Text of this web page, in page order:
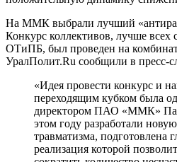
На ММК выбрали лучший
Конкурс коллективов, лучше
ОТиПБ, был проведен на
УралПолит.Ru сообщили в
«Идея провести конкурс и
переходящим кубком была
директором ПАО «ММК»
этом году разработали
травматизма, подготовлена
реализация которой